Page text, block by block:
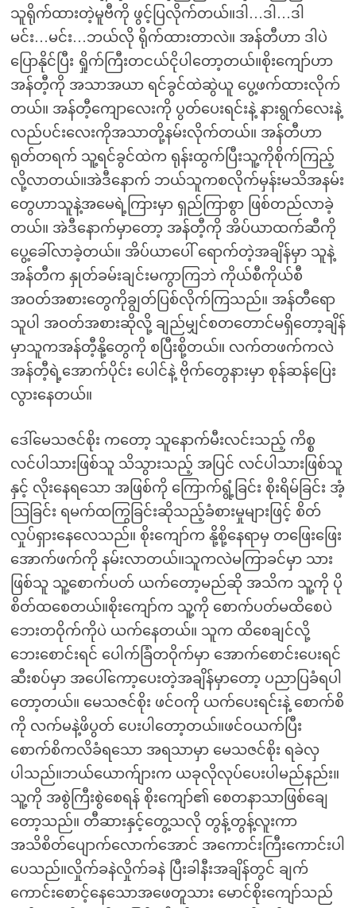
သူရိုက်ထားတဲ့မူဗီကို ဖွင့်ပြလိုက်တယ်။ဒါ…ဒါ…ဒါ
မင်း…မင်း…ဘယ်လို ရိုက်ထားတာလဲ။ အန်တီဟာ ဒါပဲ
ပြောနိုင်ပြီး ရှိုက်ကြီးတငယ်ငိုပါတော့တယ်။စိုးကျော်ဟာ
အန်တီ့ကို အသာအယာ ရင်ခွင်ထဲဆွဲယူ ပွေ့ဖက်ထားလိုက်
တယ်။ အန်တီ့ကျောလေးကို ပွတ်ပေးရင်းနဲ့ နားရွက်လေးနဲ့
လည်ပင်းလေးကိုအသာတို့နမ်းလိုက်တယ်။ အန်တီဟာ
ရုတ်တရက် သူ့ရင်ခွင်ထဲက ရုန်းထွက်ပြီးသူ့ကိုစိုက်ကြည့်
လို့လာတယ်။အဲဒီနောက် ဘယ်သူကစလိုက်မှန်းမသိအနမ်း
တွေဟာသူနဲ့အမေရဲ့ကြားမှာ ရှည်ကြာစွာ ဖြစ်တည်လာခဲ့
တယ်။ အဲဒီနောက်မှာတော့ အန်တီ့ကို အိပ်ယာထက်ဆီကို
ပွေ့ခေါ်လာခဲ့တယ်။ အိပ်ယာပေါ် ရောက်တဲ့အချိန်မှာ သူနဲ့
အန်တီက နှုတ်ခမ်းချင်းမကွာကြဘဲ ကိုယ်စီကိုယ်စီ
အဝတ်အစားတွေကိုချွတ်ပြစ်လိုက်ကြသည်။ အန်တီရော
သူပါ အဝတ်အစားဆိုလို့ ချည်မျှင်စတတောင်မရှိတော့ချိန်
မှာသူကအန်တီ့နို့တွေကို စပြီးစို့တယ်။ လက်တဖက်ကလဲ
အန်တီ့ရဲ့အောက်ပိုင်း ပေါင်နဲ့ ဗိုက်တွေနားမှာ စုန်ဆန်ပြေး
လွားနေတယ်။
ဒေါ်မေသဇင်စိုး ကတော့ သူနောက်မီးလင်းသည့် ကိစ္စ
လင်ပါသားဖြစ်သူ သိသွားသည့် အပြင် လင်ပါသားဖြစ်သူ
နှင့် လိုးနေရသော အဖြစ်ကို ကြောက်ရွံ့ခြင်း စိုးရိမ်ခြင်း အံ့
သြခြင်း ရမက်ထကြွခြင်းဆိုသည့်ခံစားမှုများဖြင့် စိတ်
လှုပ်ရှားနေလေသည်။ စိုးကျော်က နို့စို့နေရာမှ တဖြေးဖြေး
အောက်ဖက်ကို နမ်းလာတယ်။သူကလဲမကြာခင်မှာ သား
ဖြစ်သူ သူ့စောက်ပတ် ယက်တော့မည်ဆို အသိက သူ့ကို ပို
စိတ်ထစေတယ်။စိုးကျော်က သူ့ကို စောက်ပတ်မထိစေပဲ
ဘေးတဝိုက်ကိုပဲ ယက်နေတယ်။ သူက ထိစေချင်လို့
ဘေးစောင်းရင် ပေါက်ခြံတဝိုက်မှာ အောက်စောင်းပေးရင်
ဆီးစပ်မှာ အပေါ်ကော့ပေးတဲ့အချိန်မှာတော့ ပညာပြခံရပါ
တော့တယ်။ မေသဇင်စိုး ဖင်ဝကို ယက်ပေးရင်းနဲ့ စောက်စိ
ကို လက်မနဲ့ဖိပွတ် ပေးပါတော့တယ်။ဖင်ဝယက်ပြီး
စောက်စိကလိခံရသော အရသာမှာ မေသဇင်စိုး ရခဲလှ
ပါသည်။ဘယ်ယောက်ျားက ယခုလိုလုပ်ပေးပါမည်နည်း။
သူ့ကို အစွဲကြီးစွဲစေရန် စိုးကျော်၏ စေတနာသာဖြစ်ချေ
တော့သည်။ တီဆားနှင့်တွေ့သလို တွန့်တွန့်လူးကာ
အသိစိတ်ပျောက်လောက်အောင် အကောင်းကြီးကောင်းပါ
ပေသည်။လှိုက်ခနဲလှိုက်ခနဲ ပြီးခါနီးအချိန်တွင် ချက်
ကောင်းစောင့်နေသောအဖေတူသား မောင်စိုးကျော်သည်